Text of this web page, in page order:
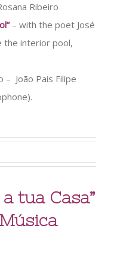
Ribeiro
– with the poet José
the interior pool,
João Pais Filipe
tua Casa”